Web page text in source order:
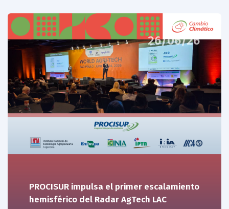
26/06/26
PROCISUR impulsa el primer escalamiento
hemisférico del Radar AgTech LAC